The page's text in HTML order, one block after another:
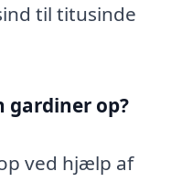
til titusinde
gardiner op?
ved hjælp af